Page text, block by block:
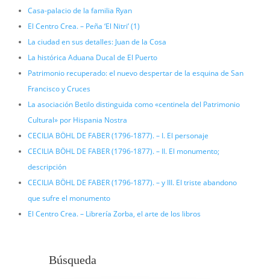
Casa-palacio de la familia Ryan
El Centro Crea. – Peña ‘El Nitri’ (1)
La ciudad en sus detalles: Juan de la Cosa
La histórica Aduana Ducal de El Puerto
Patrimonio recuperado: el nuevo despertar de la esquina de San
Francisco y Cruces
La asociación Betilo distinguida como «centinela del Patrimonio
Cultural» por Hispania Nostra
CECILIA BÖHL DE FABER (1796-1877). – I. El personaje
CECILIA BÖHL DE FABER (1796-1877). – II. El monumento;
descripción
CECILIA BÖHL DE FABER (1796-1877). – y III. El triste abandono
que sufre el monumento
El Centro Crea. – Librería Zorba, el arte de los libros
Búsqueda